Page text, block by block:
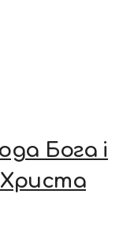
Бога і
Христа